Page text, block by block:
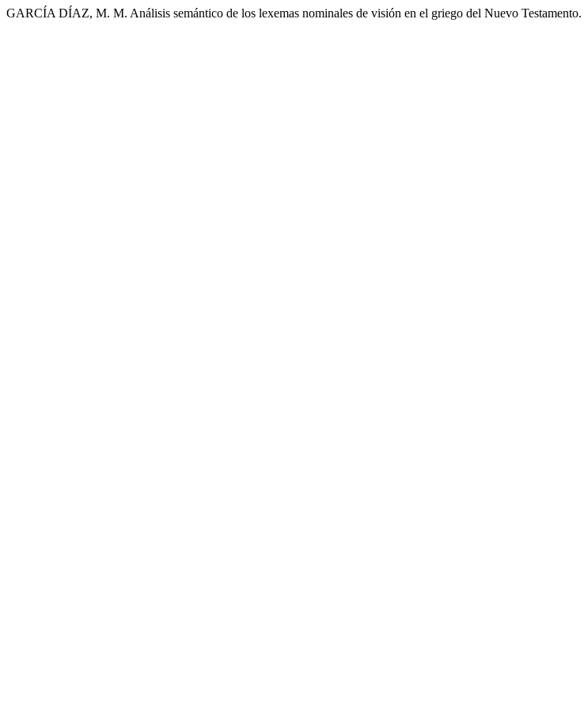
GARCÍA DÍAZ, M. M. Análisis semántico de los lexemas nominales de visión en el griego del Nuevo Testamento.